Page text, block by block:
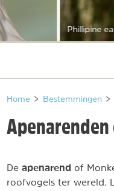
Phillipine
Home > Bestemmingen >
De apenarend of
roofvogels ter wereld.